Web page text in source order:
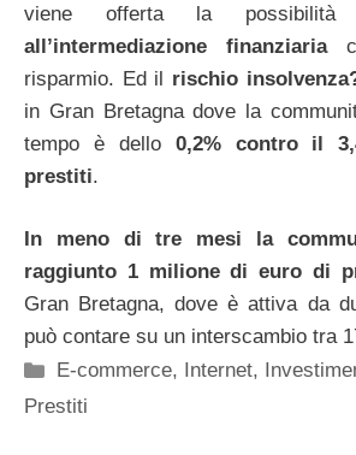
viene offerta la
all’intermediazione finanziaria
risparmio. Ed il rischio
in Gran Bretagna dove la
tempo è dello0,2% contro il
prestiti.
In meno di tre mesi la
raggiunto 1 milione di euro di
Gran Bretagna, dove è attiva da
può contare su un interscambio tra
Categorie
E-commerce, Internet,
Prestiti